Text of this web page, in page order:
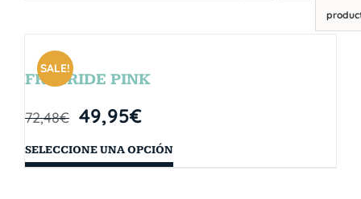
SALE!
FREERIDE PINK
72,48€ 49,95€
SELECCIONE UNA OPCIÓN